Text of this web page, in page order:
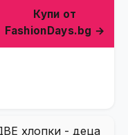
Купи от
FashionDays.bg →